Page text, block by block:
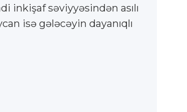
inkişaf səviyyəsindən asılı
isə gələcəyin dayanıqlı